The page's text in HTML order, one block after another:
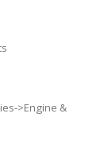
>Engine &